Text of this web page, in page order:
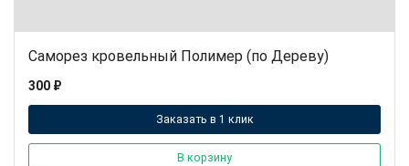
Саморез кровельный Полимер (по Дереву)
300 ₽
Заказать в 1 клик
В корзину